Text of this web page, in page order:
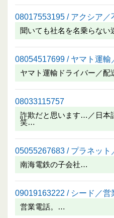
08017553195 / アクシア／
聞いても社名を名乗らない
08054517699 / ヤマト運輸
ヤマト運輸ドライバー／配
08033115757
詐欺だと思います…／日本
笑…
05055267683 / プラネット
南海電鉄の子会社…
09019163222 / シード／営
営業電話。…